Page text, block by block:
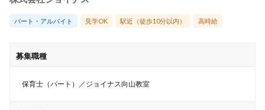
パート・アルバイト 見学OK 駅近（徒歩10分以内） 高時給
募集職種
保育士（パート）／ジョイナス向山教室